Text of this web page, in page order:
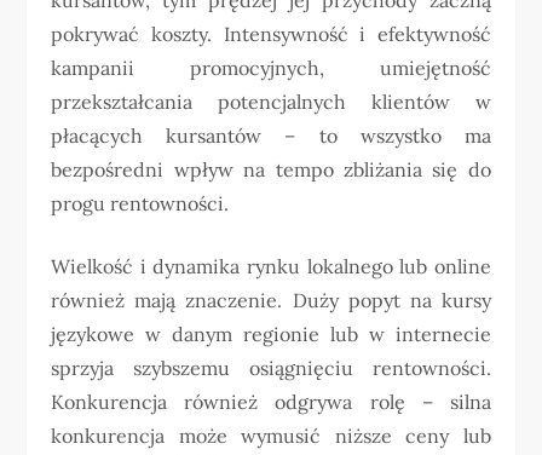
pokrywać koszty. Intensywność i efektywność
kampanii promocyjnych, umiejętność
przekształcania potencjalnych klientów w
płacących kursantów – to wszystko ma
bezpośredni wpływ na tempo zbliżania się do
progu rentowności.
Wielkość i dynamika rynku lokalnego lub online
również mają znaczenie. Duży popyt na kursy
językowe w danym regionie lub w internecie
sprzyja szybszemu osiągnięciu rentowności.
Konkurencja również odgrywa rolę – silna
konkurencja może wymusić niższe ceny lub